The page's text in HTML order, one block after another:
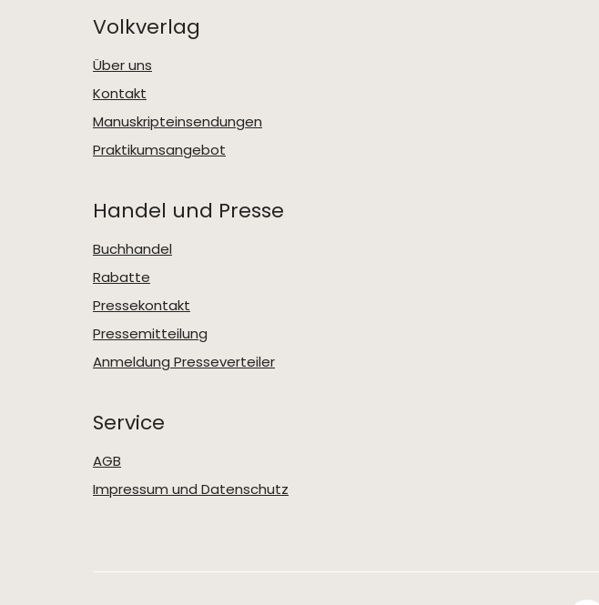
Volkverlag
Über uns
Kontakt
Manuskripteinsendungen
Praktikumsangebot
Handel und Presse
Buchhandel
Rabatte
Pressekontakt
Pressemitteilung
Anmeldung Presseverteiler
Service
AGB
Impressum und Datenschutz